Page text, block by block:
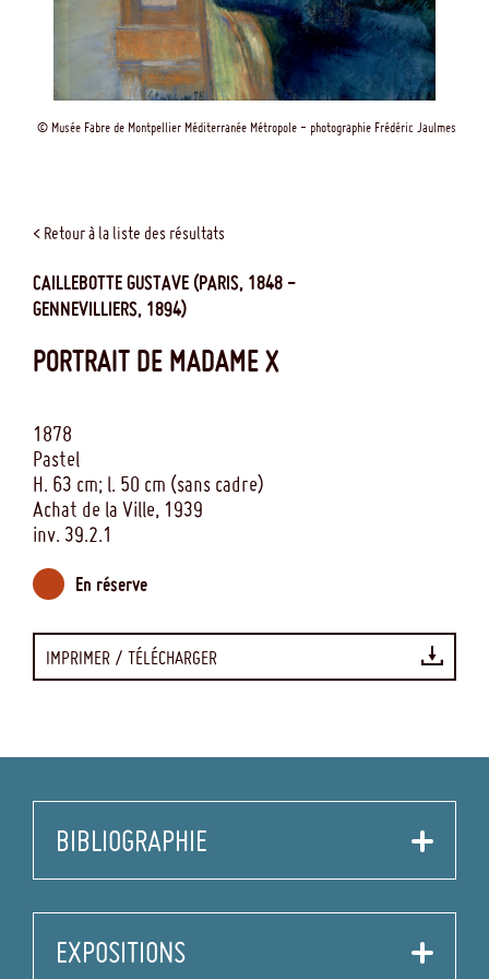
© Musée Fabre de Montpellier Méditerranée Métropole - photographie Frédéric Jaulmes
< Retour à la liste des résultats
CAILLEBOTTE GUSTAVE(PARIS, 1848 -
GENNEVILLIERS, 1894)
PORTRAIT DE MADAME X
1878
Pastel
H. 63 cm; l. 50 cm (sans cadre)
Achat de la Ville, 1939
inv. 39.2.1
En réserve
IMPRIMER / TÉLÉCHARGER
BIBLIOGRAPHIE
autres dessins des XIXe et XXe siècles -
EXPOSITIONS